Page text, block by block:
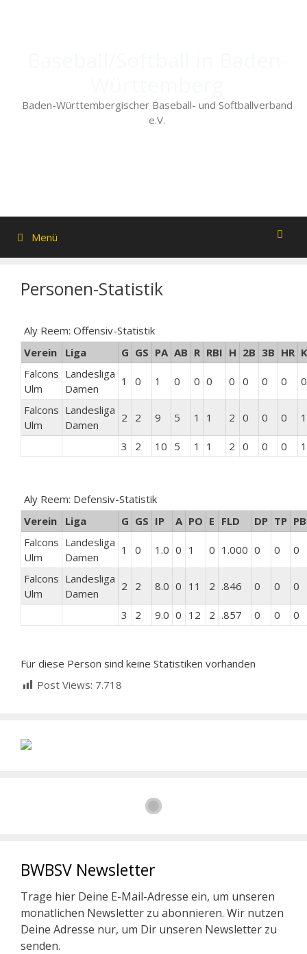
Baden-Württembergischer Baseball- und Softballverband
e.V.
Menü
Personen-Statistik
Aly Reem: Offensiv-Statistik
Verein
Liga G GS PA AB R RBI H 2B 3B HR K
Falcons
Ulm
Landesliga
Damen
1 0 1 0 0 0 0 0 0 0 0
Falcons
Ulm
Landesliga
Damen
2 2 9 5 1 1 2 0 0 0 1
3 2 10 5 1 1 2 0 0 0 1
Aly Reem: Defensiv-Statistik
Verein
Liga G GS IP A PO E FLD DP TP PB
Falcons
Ulm
Landesliga
Damen
1 0 1.0 0 1 0 1.000 0 0 0
Falcons
Ulm
Landesliga
Damen
2 2 8.0 0 11 2 .846 0 0 0
3 2 9.0 0 12 2 .857 0 0 0
Für diese Person sind keine Statistiken vorhanden
Post Views: 7.718
BWBSV Newsletter
Trage hier Deine E-Mail-Adresse ein, um unseren
monatlichen Newsletter zu abonnieren. Wir nutzen
Deine Adresse nur, um Dir unseren Newsletter zu
senden.